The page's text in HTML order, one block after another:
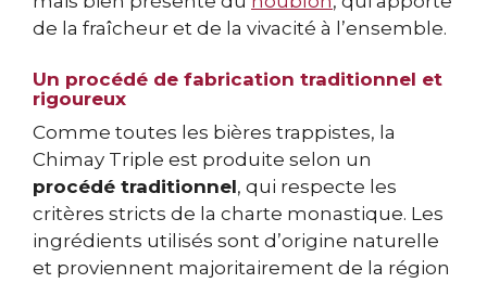
de la fraîcheur et de la vivacité à l’ensemble.
Un procédé de fabrication traditionnel et
rigoureux
Comme toutes les bières trappistes, la
Chimay Triple est produite selon un
procédé traditionnel, qui respecte les
critères stricts de la charte monastique. Les
ingrédients utilisés sont d’origine naturelle
et proviennent majoritairement de la région